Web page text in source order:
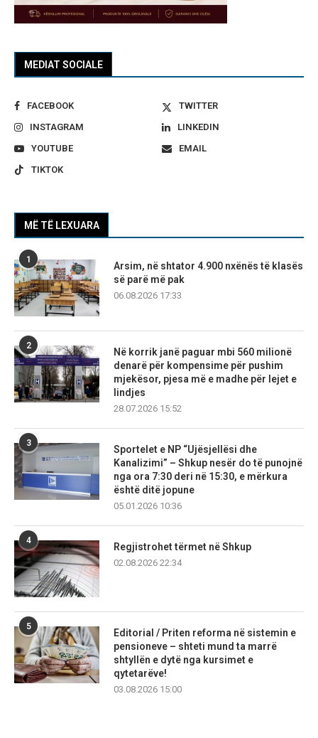
MEDIAT SOCIALE
FACEBOOK
TWITTER
INSTAGRAM
LINKEDIN
YOUTUBE
EMAIL
TIKTOK
MË TË LEXUARA
1
Arsim, në shtator 4.900 nxënës të klasës
së parë më pak
06.08.2026 17:33
2
Në korrik janë paguar mbi 560 milionë
denarë për kompensime për pushim
mjekësor, pjesa më e madhe për lejet e
lindjes
28.07.2026 15:52
3
Sportelet e NP “Ujësjellësi dhe
Kanalizimi” – Shkup nesër do të punojnë
nga ora 7:30 deri në 15:30, e mërkura
është ditë jopune
05.01.2026 10:36
4
Regjistrohet tërmet në Shkup
02.08.2026 22:34
5
Editorial / Priten reforma në sistemin e
pensioneve – shteti mund ta marrë
shtyllën e dytë nga kursimet e
qytetarëve!
03.08.2026 15:00